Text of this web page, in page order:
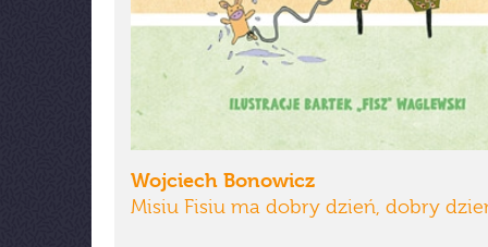
Wojciech Bonowicz
Misiu Fisiu ma dobry dzień, dobry